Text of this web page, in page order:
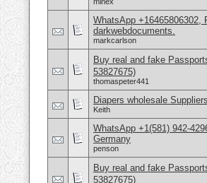
WhatsApp +16465806302,
darkwebdocuments.
markcarlson
Buy real and fake
53827675)
thomaspeter441
Diapers wholesale Suppliers
Keith
WhatsApp +1(581) 942-
Germany
penson
Buy real and fake
53827675)